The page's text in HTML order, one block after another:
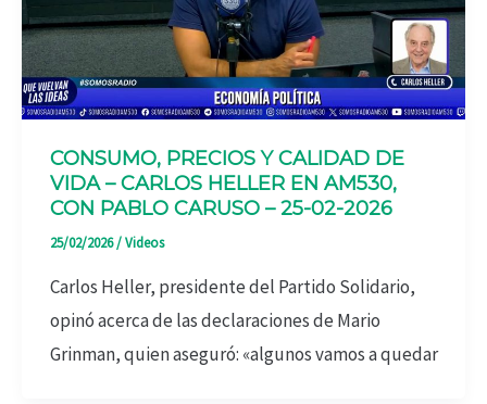
CONSUMO, PRECIOS Y CALIDAD DE
VIDA – CARLOS HELLER EN AM530,
CON PABLO CARUSO – 25-02-2026
25/02/2026/Videos
Carlos Heller, presidente del Partido Solidario,
opinó acerca de las declaraciones de Mario
Grinman, quien aseguró: «algunos vamos a quedar